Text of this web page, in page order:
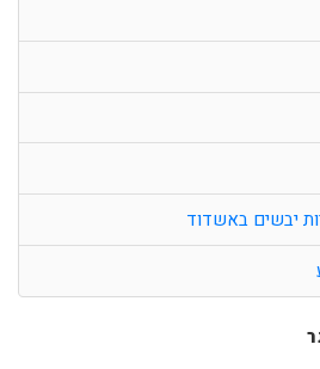
יבשים באשדוד